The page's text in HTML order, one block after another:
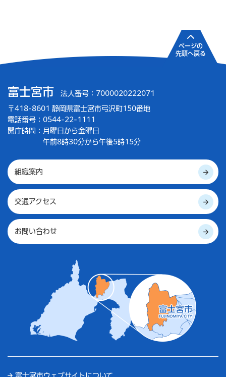
富士宮市 法人番号：7000020222071
〒418-8601 静岡県富士宮市弓沢町150番地
電話番号：0544-22-1111
開庁時間： 月曜日から金曜日
午前8時30分から午後5時15分
組織案内
交通アクセス
お問い合わせ
富士宮市ウェブサイトについて
ページの
先頭へ戻る